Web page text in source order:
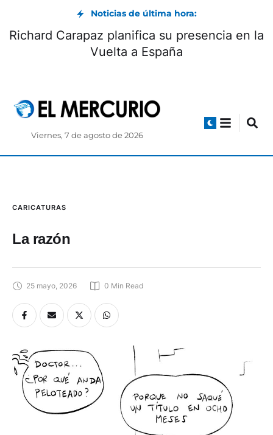
Noticias de última hora:
Richard Carapaz planifica su presencia en la
Vuelta a España
Viernes, 7 de agosto de 2026
CARICATURAS
La razón
25 mayo, 2026 0 Min Read